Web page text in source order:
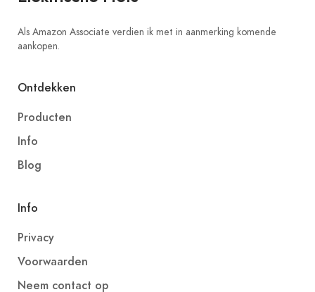
Als Amazon Associate verdien ik met in aanmerking komende
aankopen.
Ontdekken
Producten
Info
Blog
Info
Privacy
Voorwaarden
Neem contact op